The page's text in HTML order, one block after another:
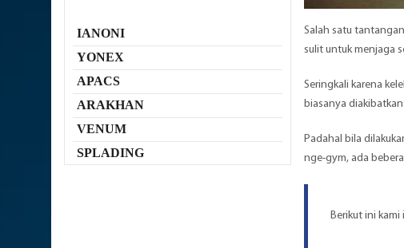
Salah satu
sulit untuk menjaga
Seringkali karena
biasanya
Padahal bila
nge-gym, ada
Berikut ini
IANONI
YONEX
APACS
ARAKHAN
VENUM
SPLADING